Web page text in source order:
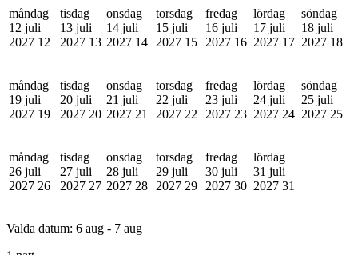
måndag
12 juli
2027 12
tisdag
13 juli
2027 13
onsdag
14 juli
2027 14
torsdag
15 juli
2027 15
fredag
16 juli
2027 16
lördag
17 juli
2027 17
söndag
18 juli
2027 18
måndag
19 juli
2027 19
tisdag
20 juli
2027 20
onsdag
21 juli
2027 21
torsdag
22 juli
2027 22
fredag
23 juli
2027 23
lördag
24 juli
2027 24
söndag
25 juli
2027 25
måndag
26 juli
2027 26
tisdag
27 juli
2027 27
onsdag
28 juli
2027 28
torsdag
29 juli
2027 29
fredag
30 juli
2027 30
lördag
31 juli
2027 31
Valda datum: 6 aug - 7 aug